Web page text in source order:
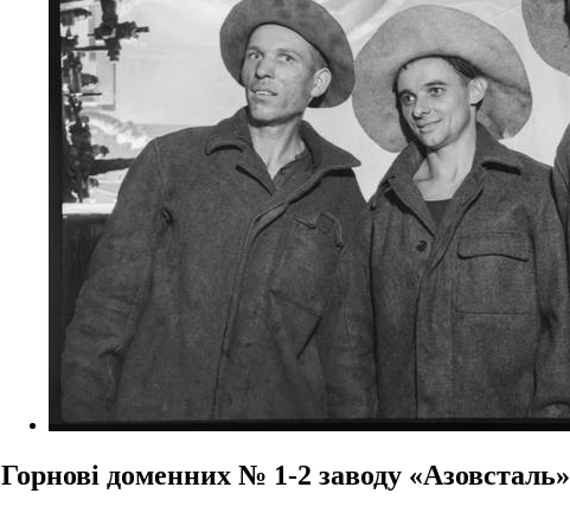
Горнові доменних № 1-2 заводу «Азовсталь»